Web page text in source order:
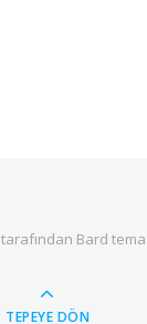
tarafından Bard
TEPEYE DÖN